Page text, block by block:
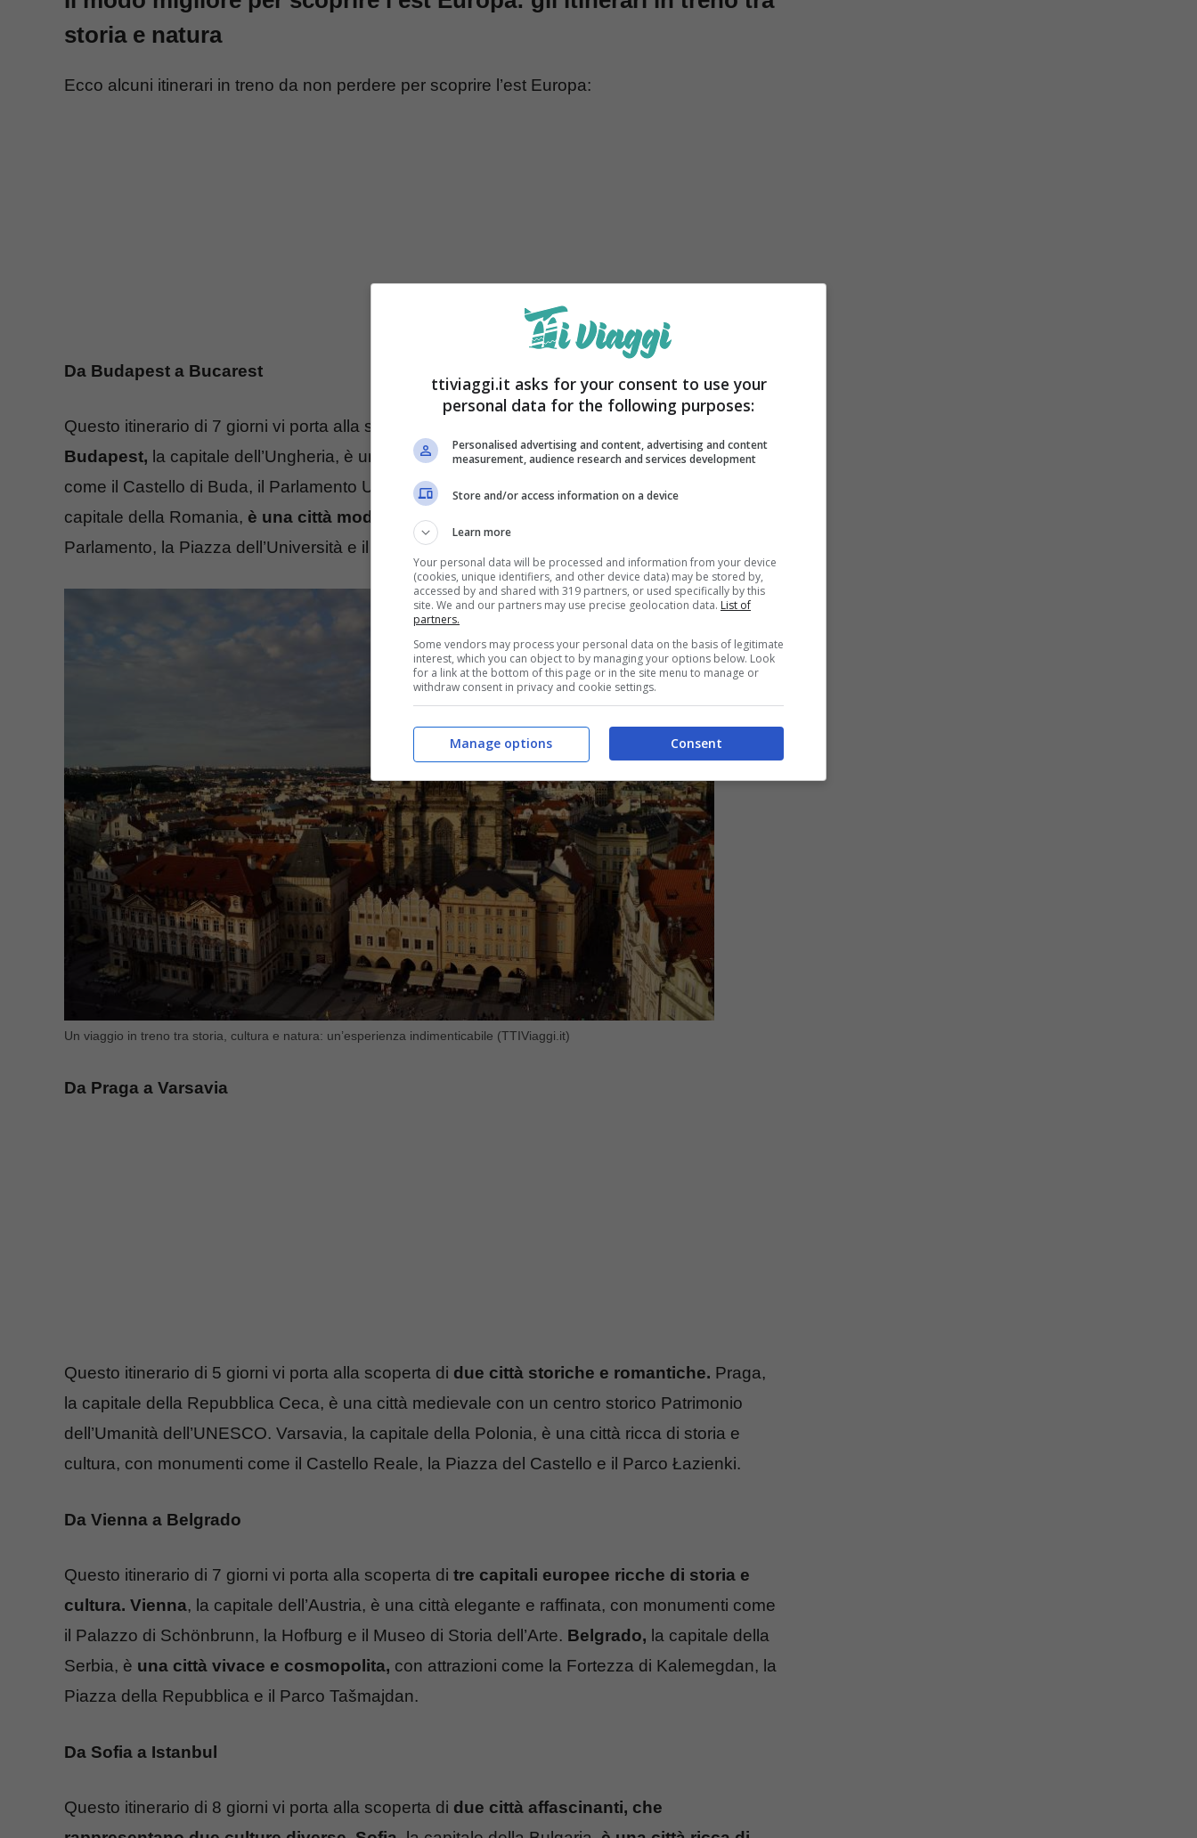
storia e natura
Ecco alcuni itinerari in treno da non perdere per scoprire l’est Europa:
Da Budapest a Bucarest
Questo itinerario di 7 giorni vi porta alla scoperta di
Budapest, la capitale dell’Ungheria, è una cittàricca di storia e cultura,con monumenti
come il Castello di Buda, il Parlamento Ungherese e il Ponte delle Catene.
Bucarest,
capitale della Romania, è una città moderna e vivace,
Parlamento, la Piazza dell’Università e il Parco Cismigiu.
Un viaggio in treno tra storia, cultura e natura: un’esperienza indimenticabile (TTIViaggi.it)
Da Praga a Varsavia
Questo itinerario di 5 giorni vi porta alla scoperta di due città storiche e romantiche. Praga,
la capitale della Repubblica Ceca, è una città medievale con un centro storico Patrimonio
dell’Umanità dell’UNESCO. Varsavia, la capitale della Polonia, è una città ricca di storia e
cultura, con monumenti come il Castello Reale, la Piazza del Castello e il Parco Łazienki.
Da Vienna a Belgrado
Questo itinerario di 7 giorni vi porta alla scoperta di tre capitali europee ricche di storia e
cultura. Vienna, la capitale dell’Austria, è una città elegante e raffinata, con monumenti come
il Palazzo di Schönbrunn, la Hofburg e il Museo di Storia dell’Arte. Belgrado, la capitale della
Serbia, è una città vivace e cosmopolita, con attrazioni come la Fortezza di Kalemegdan, la
Piazza della Repubblica e il Parco Tašmajdan.
Da Sofia a Istanbul
Questo itinerario di 8 giorni vi porta alla scoperta di due città affascinanti, che
ttiviaggi.it asks for your consent to use your
personal data for the following purposes:
Personalised advertising and content, advertising and content
measurement, audience research and services development
Store and/or access information on a device
Learn more
Your personal data will be processed and information from your device
(cookies, unique identifiers, and other device data) may be stored by,
accessed by and shared with 319 partners, or used specifically by this
site. We and our partners may use precise geolocation data. List of
partners.
Some vendors may process your personal data on the basis of legitimate
interest, which you can object to by managing your options below. Look
for a link at the bottom of this page or in the site menu to manage or
withdraw consent in privacy and cookie settings.
Consent
Manage options